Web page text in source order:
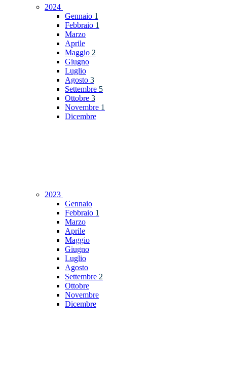
2024
Gennaio 1
Febbraio 1
Marzo
Aprile
Maggio 2
Giugno
Luglio
Agosto 3
Settembre 5
Ottobre 3
Novembre 1
Dicembre
2023
Gennaio
Febbraio 1
Marzo
Aprile
Maggio
Giugno
Luglio
Agosto
Settembre 2
Ottobre
Novembre
Dicembre